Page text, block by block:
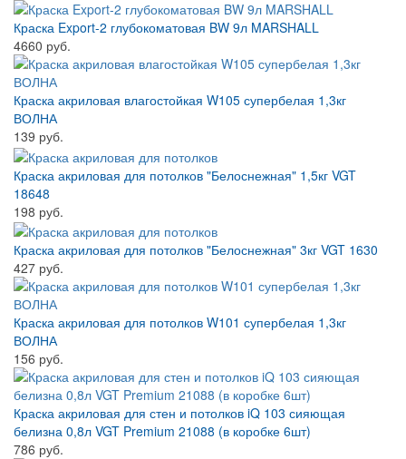
Краска Export-2 глубокоматовая BW 9л MARSHALL
4660 руб.
Краска акриловая влагостойкая W105 супербелая 1,3кг
ВОЛНА
139 руб.
Краска акриловая для потолков "Белоснежная" 1,5кг VGT
18648
198 руб.
Краска акриловая для потолков "Белоснежная" 3кг VGT 1630
427 руб.
Краска акриловая для потолков W101 супербелая 1,3кг
ВОЛНА
156 руб.
Краска акриловая для стен и потолков iQ 103 сияющая
белизна 0,8л VGT Premium 21088 (в коробке 6шт)
786 руб.